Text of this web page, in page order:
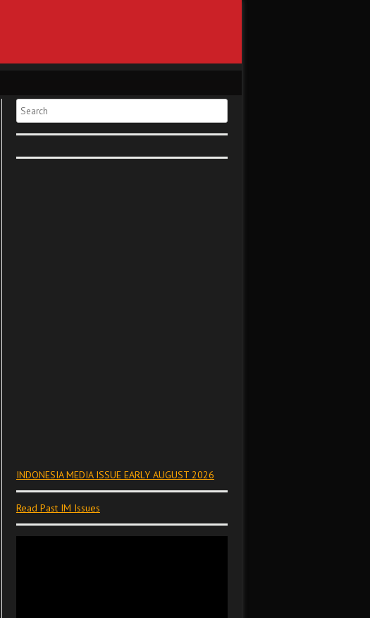
Search
INDONESIA MEDIA ISSUE EARLY AUGUST 2026
Read Past IM Issues